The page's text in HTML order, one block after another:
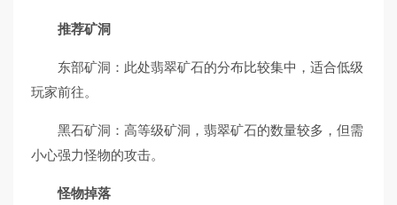
推荐矿洞
东部矿洞：此处翡翠矿石的分布比较集中，适合低级
玩家前往。
黑石矿洞：高等级矿洞，翡翠矿石的数量较多，但需
小心强力怪物的攻击。
怪物掉落